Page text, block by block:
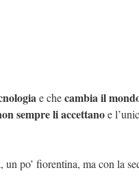
e checambia il
sempre li accettanoe
un po’ fiorentina, ma con la